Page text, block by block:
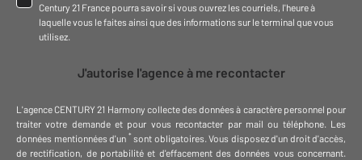
Century 21 France pourra savoir si vous ouvrez les courriels, l'heure à
laquelle vous le faites ainsi que des informations sur le terminal que vous
utilisez.
J'autorise l'agence à me recontacter
L'agence CENTURY 21 Harmony collecte des données à caractère personnel pour
traiter votre demande et pour vous recontacter par mail ou téléphone. Les
données mentionnées d'un * sont obligatoires. Vous disposez d'un droit d'accès,
de rectification, de portabilité et d'effacement des données vous concernant.